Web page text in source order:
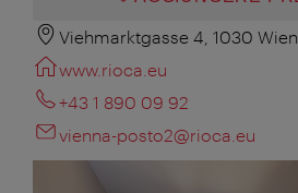
Viehmarktgasse 4, 1030 Wien
www.rioca.eu
+43 1 890 09 92
vienna-posto2@rioca.eu